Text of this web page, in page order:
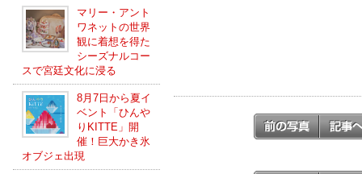
マリー・アント
ワネットの世界
観に着想を得た
シーズナルコー
スで宮廷文化に浸る
8月7日から夏イ
ベント「ひんや
りKITTE」開
催！巨大かき氷
オブジェ出現